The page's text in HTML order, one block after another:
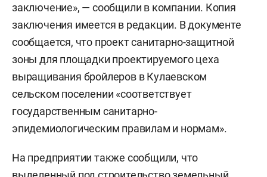
заключение», — сообщили в компании. Копия
заключения имеется в редакции. В документе
сообщается, что проект санитарно-защитной
зоны для площадки проектируемого цеха
выращивания бройлеров в Кулаевском
сельском поселении «соответствует
государственным санитарно-
эпидемиологическим правилам и нормам».
На предприятии также сообщили, что